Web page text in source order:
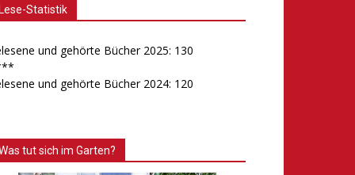
Lese-Statistik
und gehörte Bücher 2025: 130
und gehörte Bücher 2024: 120
tut sich im Garten?